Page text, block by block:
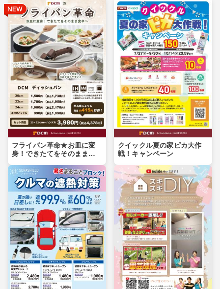
フライパン革命★お皿に変
身！できたてをそのまま食
クイックル夏の家ピカ大作
戦！キャンペーン